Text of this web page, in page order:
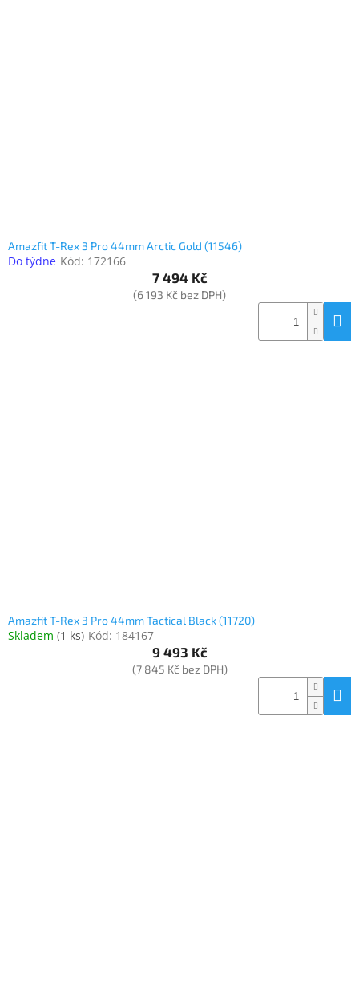
Amazfit T-Rex 3 Pro 44mm Arctic Gold (11546)
Do týdne Kód: 172166
7 494 Kč
(6 193 Kč bez DPH)
Amazfit T-Rex 3 Pro 44mm Tactical Black (11720)
Skladem (1 ks) Kód: 184167
9 493 Kč
(7 845 Kč bez DPH)